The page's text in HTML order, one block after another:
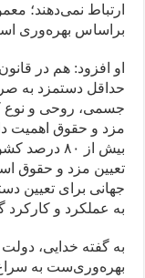
ارتباط نمی‌دهند؛
براساس بهره‌وری
او افزود: هم در
حداقل دستمزد به
جسمی، روحی و نوع
مزد و حقوق اهمیت
بیش از ۸۰
تعیین مزد و حقوق
جهانی برای تعیین
به عملکرد و
به گفته خدایی،
بهره‌وری‌ست به